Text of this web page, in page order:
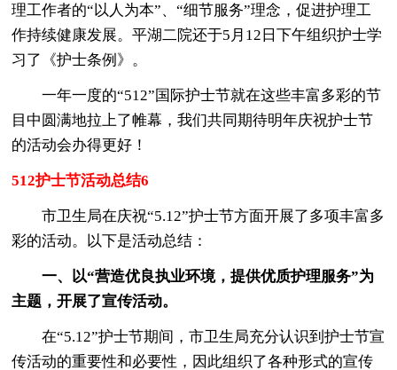
理工作者的“以人为本”、“细节服务”理念，促进护理工
作持续健康发展。平湖二院还于5月12日下午组织护士学
习了《护士条例》。
一年一度的“512”国际护士节就在这些丰富多彩的节
目中圆满地拉上了帷幕，我们共同期待明年庆祝护士节
的活动会办得更好！
512护士节活动总结6
市卫生局在庆祝“5.12”护士节方面开展了多项丰富多
彩的活动。以下是活动总结：
一、以“营造优良执业环境，提供优质护理服务”为
主题，开展了宣传活动。
在“5.12”护士节期间，市卫生局充分认识到护士节宣
传活动的重要性和必要性，因此组织了各种形式的宣传